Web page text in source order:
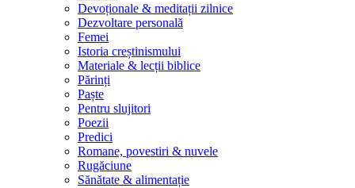
Devoționale & meditații zilnice
Dezvoltare personală
Femei
Istoria creștinismului
Materiale & lecții biblice
Părinți
Paște
Pentru slujitori
Poezii
Predici
Romane, povestiri & nuvele
Rugăciune
Sănătate & alimentație